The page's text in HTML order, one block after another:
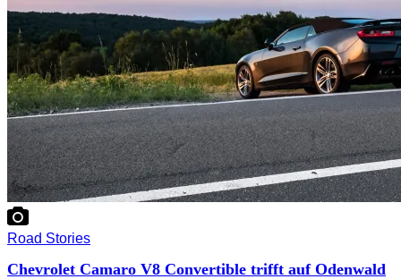
Road Stories
Chevrolet Camaro V8 Convertible trifft auf Odenwald